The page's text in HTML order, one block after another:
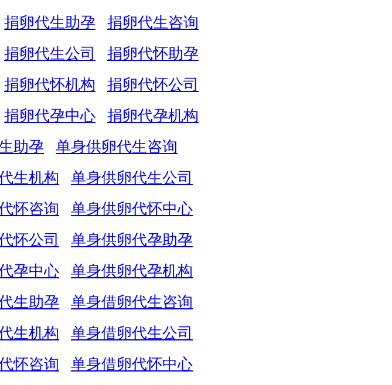
捐卵代生助孕
捐卵代生咨询
捐卵代生公司
捐卵代怀助孕
捐卵代怀机构
捐卵代怀公司
捐卵代孕中心
捐卵代孕机构
助孕
单身供卵代生咨询
生机构
单身供卵代生公司
怀咨询
单身供卵代怀中心
怀公司
单身供卵代孕助孕
孕中心
单身供卵代孕机构
生助孕
单身借卵代生咨询
生机构
单身借卵代生公司
怀咨询
单身借卵代怀中心